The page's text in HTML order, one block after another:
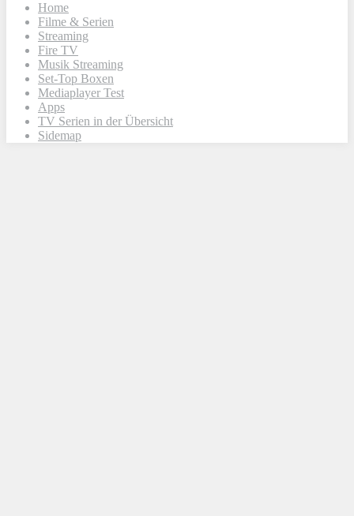
Home
Filme & Serien
Streaming
Fire TV
Musik Streaming
Set-Top Boxen
Mediaplayer Test
Apps
TV Serien in der Übersicht
Sidemap